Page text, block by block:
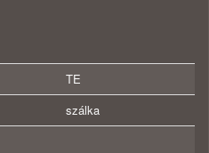
TE
szálka